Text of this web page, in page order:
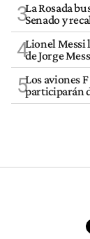
3La Rosada
Senado y
4Lionel Messi
de Jorge
5Los aviones
participarán